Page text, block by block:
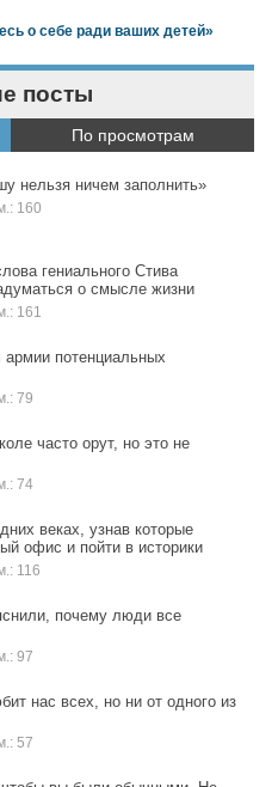
о себе ради ваших детей»
посты
По просмотрам
нельзя ничем заполнить»
160
гениального Стива
о смысле жизни
161
потенциальных
79
часто орут, но это не
74
веках, узнав которые
офис и пойти в историки
116
почему люди все
97
нас всех, но ни от одного из
57